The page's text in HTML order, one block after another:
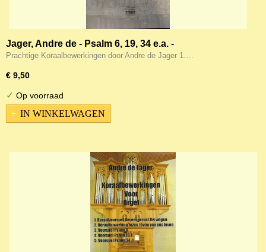
Jager, Andre de - Psalm 6, 19, 34 e.a. -
Koraalbewerkingen voor orgel (Klavar)
Prachtige Koraalbewerkingen door Andre de Jager 1.…
€ 9,50
✓ Op voorraad
IN WINKELWAGEN